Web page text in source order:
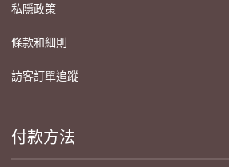
私隱政策
條款和細則
訪客訂單追蹤
付款方法